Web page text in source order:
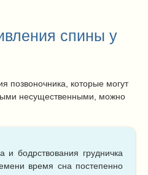
спины у
позвоночника, которые могут
несущественными, можно
и бодрствования грудничка
время сна постепенно